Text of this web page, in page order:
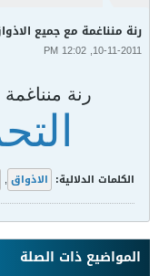
رنة منناغمة مع جميع
10-11-2011, 12:02 PM
رنة
الكلمات الدلالية: الاذواق ,
المواضيع ذات الصلة